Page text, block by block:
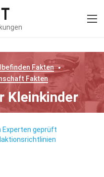
Fakten
Fakten
Kleinkinder
Experten geprüft